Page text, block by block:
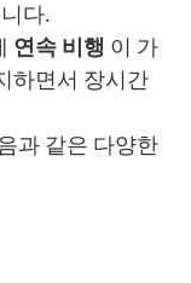
다.
연속 비행 이 가
하면서 장시간
과 같은 다양한